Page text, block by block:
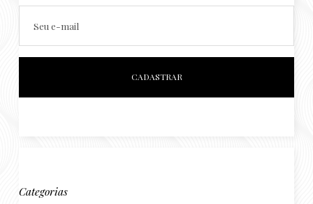
Seu e-mail
Categorias